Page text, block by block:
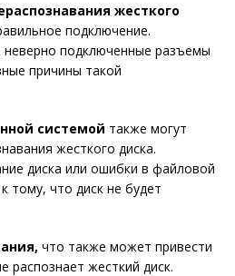
жесткого
подключение.
неверно подключенные разъемы
причины такой
системой также могут
жесткого диска.
диска или ошибки в файловой
тому, что диск не будет
что также может привести
распознает жесткий диск.